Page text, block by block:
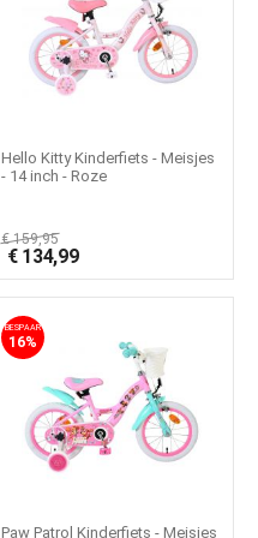
Hello Kitty Kinderfiets - Meisjes
- 14 inch - Roze
€159,95
€ 134,99
BESPAAR
16%
Paw Patrol Kinderfiets - Meisjes